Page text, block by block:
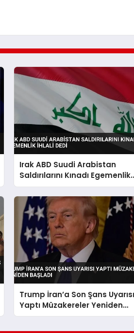
Irak ABD Suudi Arabistan
Saldırılarını Kınadı Egemenlik
İhlali Dedi
Trump İran’a Son Şans Uyarısı
Yaptı Müzakereler Yeniden
Başladı